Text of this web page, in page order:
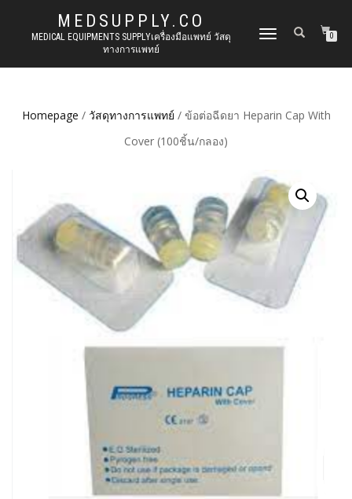
MEDSUPPLY.CO
MEDICAL EQUIPMENTS SUPPLYเครื่องมือแพทย์ วัสดุ
ทางการแพทย์
TOGGLE
0
Homepage / วัสดุทางการแพทย์ / ข้อต่อฉีดยา Heparin Cap With
Cover (100ชิ้น/กลอง)